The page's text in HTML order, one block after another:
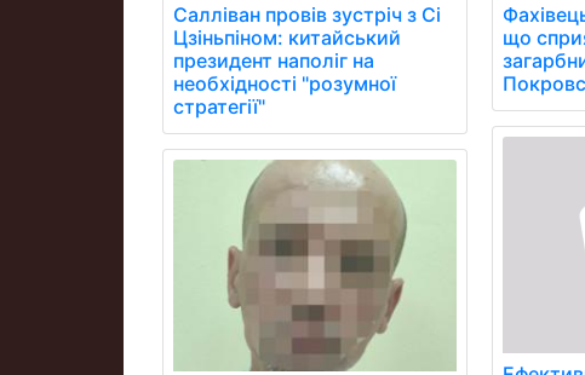
Салліван провів зустріч з Сі
Цзіньпіном: китайський
президент наполіг на
необхідності "розумної
стратегії"
що